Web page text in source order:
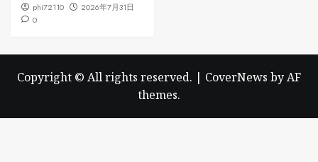
phi72110
2026年7月31日
0
Copyright © All rights reserved. | CoverNews by AF
themes.